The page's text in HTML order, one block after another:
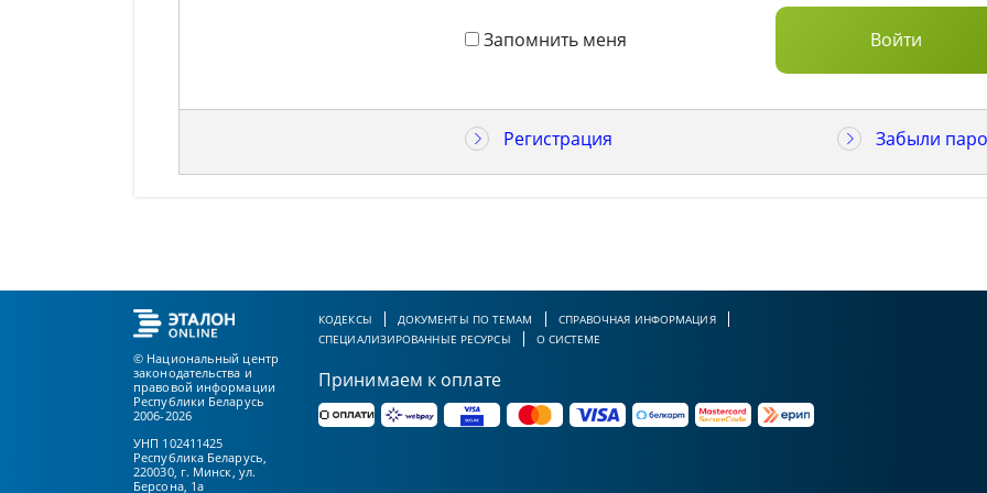
Запомнить меня
Регистрация Забыли
© Национальный центр
законодательства и
правовой информации
Республики Беларусь
2006-2026
УНП 102411425
Республика Беларусь,
220030, г. Минск, ул.
Берсона, 1а
КОДЕКСЫ ДОКУМЕНТЫ ПО ТЕМАМ
СПРАВОЧНАЯ ИНФОРМАЦИЯ
СПЕЦИАЛИЗИРОВАННЫЕ РЕСУРСЫ
О СИСТЕМЕ
Принимаем к оплате